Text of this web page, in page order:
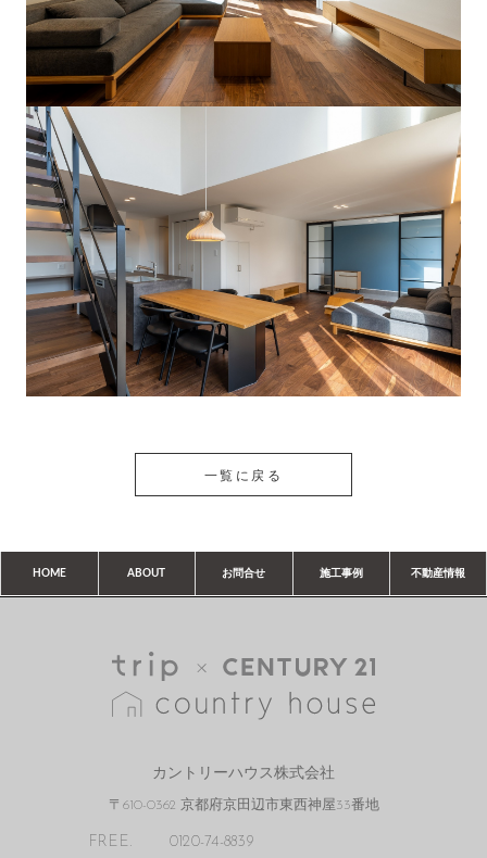
一覧に戻る
HOME ABOUT お問合せ 施工事例 不動産情報
カントリーハウス株式会社
〒610-0362 京都府京田辺市東西神屋33番地
FREE. 0120-74-8839